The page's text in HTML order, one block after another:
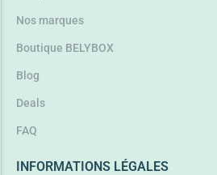
Nos marques
Boutique BELYBOX
Blog
Deals
FAQ
INFORMATIONS LÉGALES